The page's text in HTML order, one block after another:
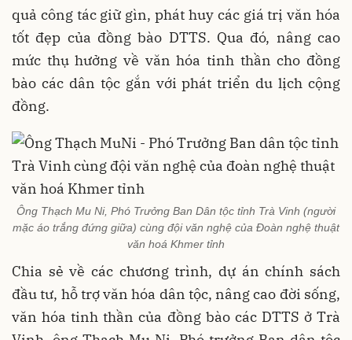
quả công tác giữ gìn, phát huy các giá trị văn hóa
tốt đẹp của đồng bào DTTS. Qua đó, nâng cao
mức thụ hưởng về văn hóa tinh thần cho đồng
bào các dân tộc gắn với phát triển du lịch cộng
đồng.
Ông Thạch Mu Ni, Phó Trưởng Ban Dân tộc tỉnh Trà Vinh (người
mặc áo trắng đứng giữa) cùng đội văn nghệ của Đoàn nghệ thuật
văn hoá Khmer tỉnh
Chia sẻ về các chương trình, dự án chính sách
đầu tư, hỗ trợ văn hóa dân tộc, nâng cao đời sống,
văn hóa tinh thần của đồng bào các DTTS ở Trà